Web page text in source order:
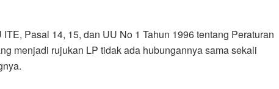
Pasal 14, 15, dan UU No 1 Tahun 1996 tentang Peraturan
menjadi rujukan LP tidak ada hubungannya sama sekali